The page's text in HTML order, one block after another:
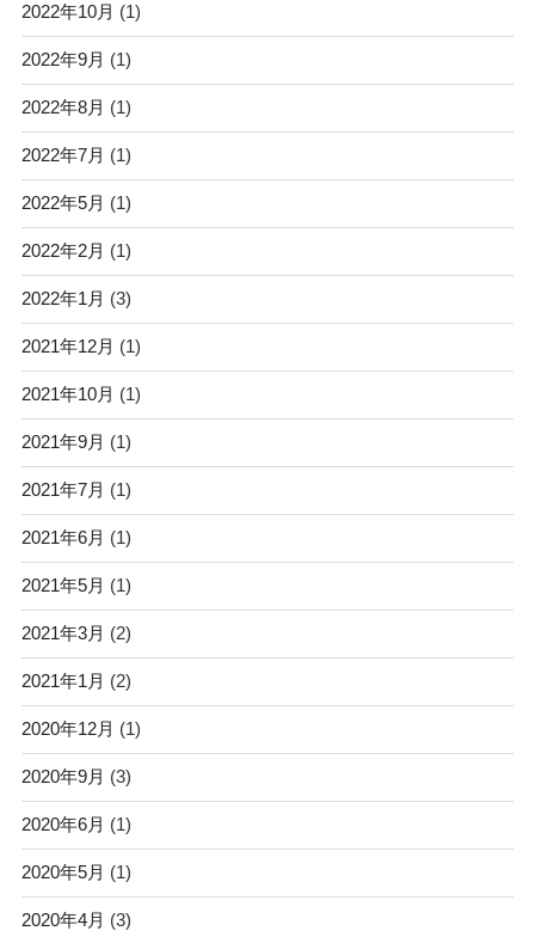
2022年10月 (1)
2022年9月 (1)
2022年8月 (1)
2022年7月 (1)
2022年5月 (1)
2022年2月 (1)
2022年1月 (3)
2021年12月 (1)
2021年10月 (1)
2021年9月 (1)
2021年7月 (1)
2021年6月 (1)
2021年5月 (1)
2021年3月 (2)
2021年1月 (2)
2020年12月 (1)
2020年9月 (3)
2020年6月 (1)
2020年5月 (1)
2020年4月 (3)